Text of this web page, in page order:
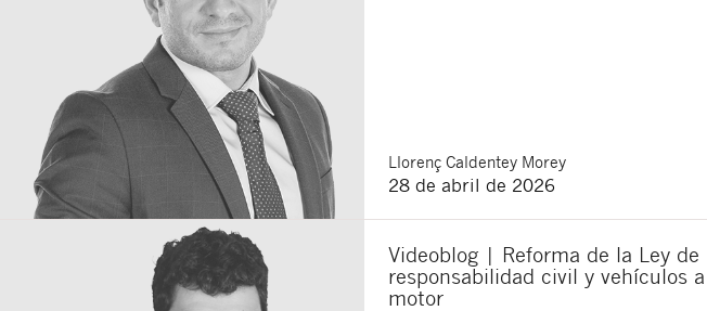
Llorenç Caldentey Morey
28 de abril de 2026
Videoblog | Reforma de la Ley de
responsabilidad civil y vehículos a
motor